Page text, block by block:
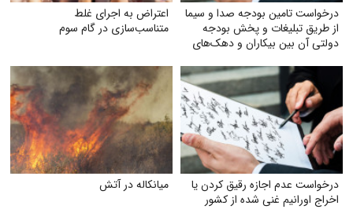
درخواست تامین بودجه صدا و سیما
از طریق تبلیغات و پخش بودجه
دولتی آن بین بیکاران و دهک‌های
اعتراض به اجرای غلط
متناسب‌سازی در گام سوم
درخواست عدم اجازه رقیق کردن یا
اخراج اورانیم غنی شده از کشور
میانکاله در آتش